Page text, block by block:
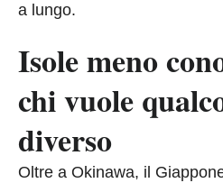
a lungo.
Isole meno
chi vuole
diverso
Oltre a Okinawa, il